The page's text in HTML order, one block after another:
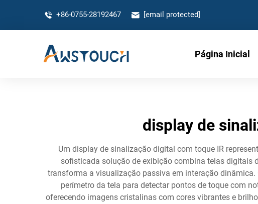
+86-0755-28192467 [email protected]
Página Inicial
display de
Um display de sinalização digital com toque IR
sofisticada solução de exibição combina telas digitais
transforma a visualização passiva em interação
perímetro da tela para detectar pontos de toque com
oferecendo imagens cristalinas com cores vibrantes e